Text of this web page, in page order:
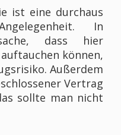
ist eine durchaus
In
dass hier
können,
Außerdem
Vertrag
sollte man nicht